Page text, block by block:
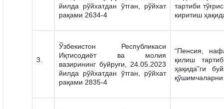
йилда рўйхатдан ўтган, рўйхат
рақами 2634-4
тартиби
киритиш
3.
Ўзбекистон Республикаси
Иқтисодиёт ва молия
вазирининг буйруғи, 24.05.2023
йилда рўйхатдан ўтган, рўйхат
рақами 2835-4
“Пенсия,
қилиш
ҳақида”ги
қўшимчаларни